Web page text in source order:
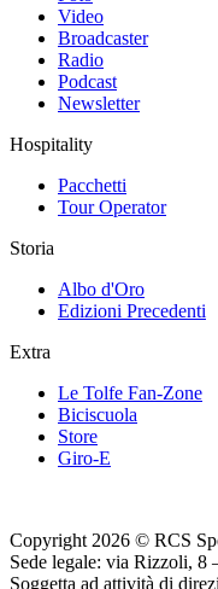
Video
Broadcaster
Radio
Podcast
Newsletter
Hospitality
Pacchetti
Tour Operator
Storia
Albo d'Oro
Edizioni Precedenti
Extra
Le Tolfe Fan-Zone
Biciscuola
Store
Giro-E
Copyright 2026 © RCS
Sede legale: via Rizzoli, 8
Soggetta ad attività di